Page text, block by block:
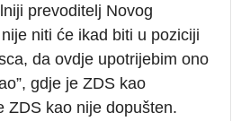
prevoditelj Novog
niti će ikad biti u poziciji
da ovdje upotrijebim ono
gdje je ZDS kao
ZDS kao nije dopušten.